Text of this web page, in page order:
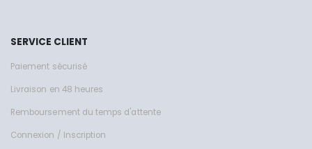
SERVICE CLIENT
Paiement sécurisé
Livraison en 48 heures
Remboursement du temps d'attente
Connexion / Inscription